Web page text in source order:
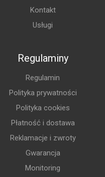
Kontakt
Usługi
Regulaminy
Regulamin
Polityka prywatności
Polityka cookies
Płatność i dostawa
Reklamacje i zwroty
Gwarancja
Monitoring